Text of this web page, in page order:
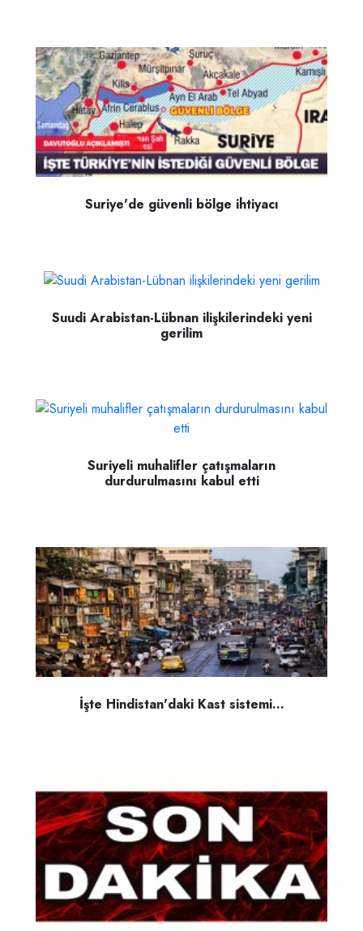
Suriye'de güvenli bölge ihtiyacı
Suudi Arabistan-Lübnan ilişkilerindeki yeni
gerilim
Suriyeli muhalifler çatışmaların
durdurulmasını kabul etti
İşte Hindistan'daki Kast sistemi...